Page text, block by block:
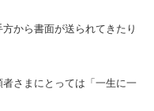
から書面が送られてきたり
さまにとっては「一生に一